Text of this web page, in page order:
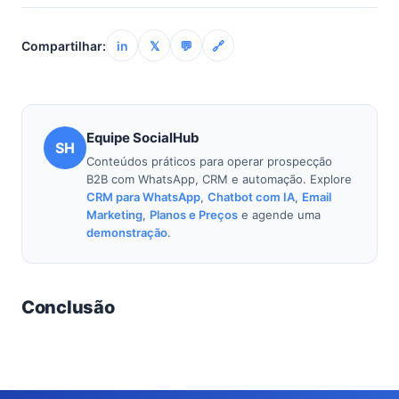
a LGPD e GDPR, principalmente na obtenção e gestão
do consentimento (Opt-in), na proteção dos dados
dos usuários e na possibilidade de Opt-out.
Compartilhar: in 𝕏 💬 🔗
SH
Equipe SocialHub
Conteúdos práticos para operar prospecção
B2B com WhatsApp, CRM e automação. Explore
CRM para WhatsApp, Chatbot com IA, Email
Marketing, Planos e Preços e agende uma
demonstração.
Conclusão